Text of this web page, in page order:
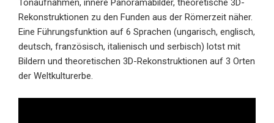
Tonaufnahmen, innere Panoramabilder, theoretische 3D-
Rekonstruktionen zu den Funden aus der Römerzeit näher.
Eine Führungsfunktion auf 6 Sprachen (ungarisch, englisch,
deutsch, französisch, italienisch und serbisch) lotst mit
Bildern und theoretischen 3D-Rekonstruktionen auf 3 Orten
der Weltkulturerbe.